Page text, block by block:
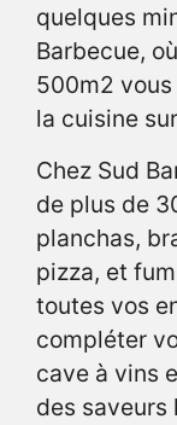
quelques
Barbecue,
500m2
la cuisine
Chez Sud
de plus de
planchas,
pizza, et
toutes vos
compléter
cave à vins
des saveurs